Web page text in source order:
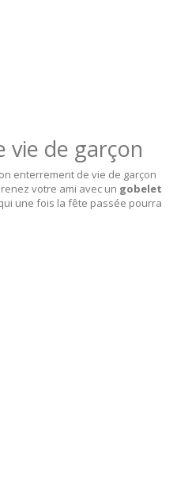
vie de garçon
enterrement de vie de garçon
votre ami avec un gobelet
une fois la fête passée pourra